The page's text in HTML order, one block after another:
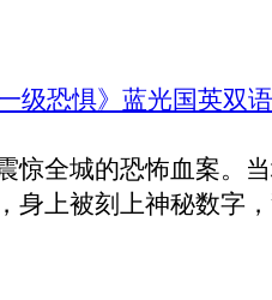
级恐惧》蓝光国英双
惊全城的恐怖血案。
身上被刻上神秘数字